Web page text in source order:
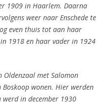
1909 in Haarlem. Daarna
weer naar Enschede te
even thuis tot aan haar
1918 en haar vader in 1924
Oldenzaal met Salomon
Boskoop wonen. Hier werden
werd in december 1930